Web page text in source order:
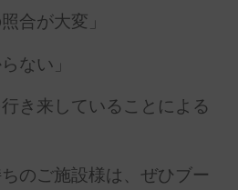
合が大変」
ない」
き来していることによる
のご施設様は、ぜひブー